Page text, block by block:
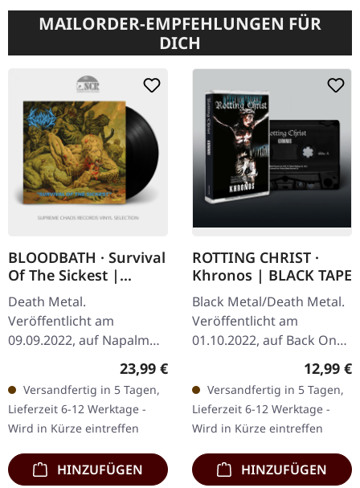
MAILORDER-EMPFEHLUNGEN FÜR
DICH
BLOODBATH · Survival
Of The Sickest |
BLACK LP
Death Metal.
Veröffentlicht am
09.09.2022, auf Napalm
Records. Schwarzes Vinyl
"Survival Of The Sickest"
zeigt Bloodbath, wie sie…
Regulärer Preis:
23,99 €
Versandfertig in 5 Tagen,
Lieferzeit 6-12 Werktage -
Wird in Kürze eintreffen
HINZUFÜGEN
ROTTING CHRIST ·
Khronos | BLACK TAPE
Black Metal/Death Metal.
Veröffentlicht am
01.10.2022, auf Back On
Black. Schwarze Musik-
Kassette. Die griechischen
Extreme-Metal-Legenden
Rotting…
12,99 €
Versandfertig in 5 Tagen,
Lieferzeit 6-12 Werktage -
Wird in Kürze eintreffen
HINZUFÜGEN